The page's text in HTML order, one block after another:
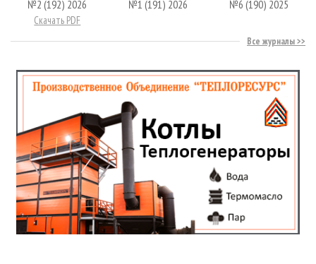
№2 (192) 2026
Скачать PDF
№1 (191) 2026 №6 (190) 2025
Все журналы